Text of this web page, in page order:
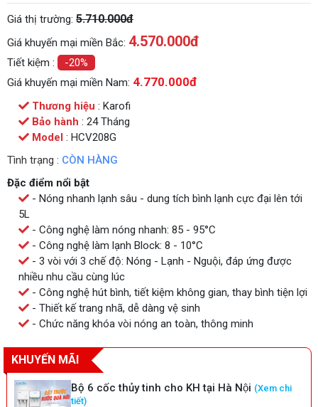
Giá thị trường: 5.710.000đ
Giá khuyến mại miền Bắc: 4.570.000đ
Tiết kiệm :
-20%
Giá khuyến mại miền Nam: 4.770.000đ
Thương hiệu : Karofi
Bảo hành : 24 Tháng
Model : HCV208G
Tình trạng : CÒN HÀNG
Đặc điểm nổi bật
- Nóng nhanh lạnh sâu - dung tích bình lạnh cực đại lên tới
5L
- Công nghệ làm nóng nhanh: 85 - 95°C
- Công nghệ làm lạnh Block: 8 - 10°C
- 3 vòi với 3 chế độ: Nóng - Lạnh - Nguội, đáp ứng được
nhiều nhu cầu cùng lúc
- Công nghệ hút bình, tiết kiệm không gian, thay bình tiện lợi
- Thiết kế trang nhã, dễ dàng vệ sinh
- Chức năng khóa vòi nóng an toàn, thông minh
KHUYẾN MÃI
Bộ 6 cốc thủy tinh cho KH tại Hà Nội (Xem chi
tiết)